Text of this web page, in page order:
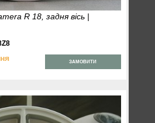
R 18, задня вісь |
ЗАМОВИТИ